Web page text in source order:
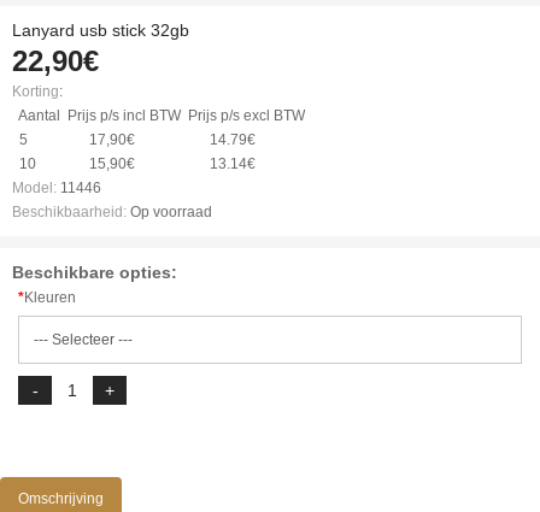
Lanyard usb stick 32gb
22,90€
Korting:
Aantal
Prijs p/s incl BTW Prijs p/s excl BTW
5
17,90€
14.79€
10
15,90€
13.14€
Model: 11446
Beschikbaarheid: Op voorraad
Beschikbare opties:
Kleuren
Omschrijving